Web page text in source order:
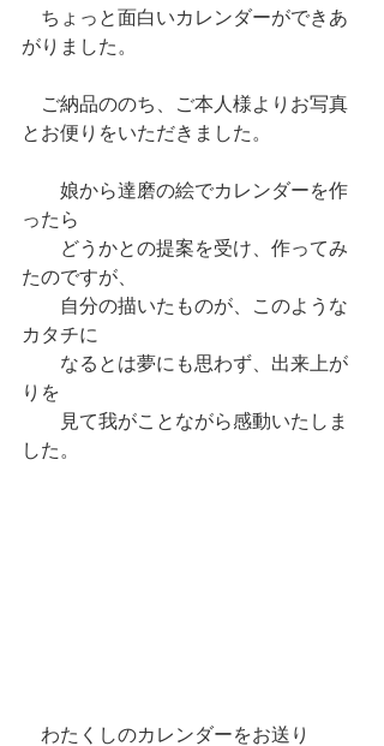
ちょっと面白いカレンダーができあ
がりました。
ご納品ののち、ご本人様よりお写真
とお便りをいただきました。
娘から達磨の絵でカレンダーを作
ったら
どうかとの提案を受け、作ってみ
たのですが、
自分の描いたものが、このような
カタチに
なるとは夢にも思わず、出来上が
りを
見て我がことながら感動いたしま
した。
わたくしのカレンダーをお送り